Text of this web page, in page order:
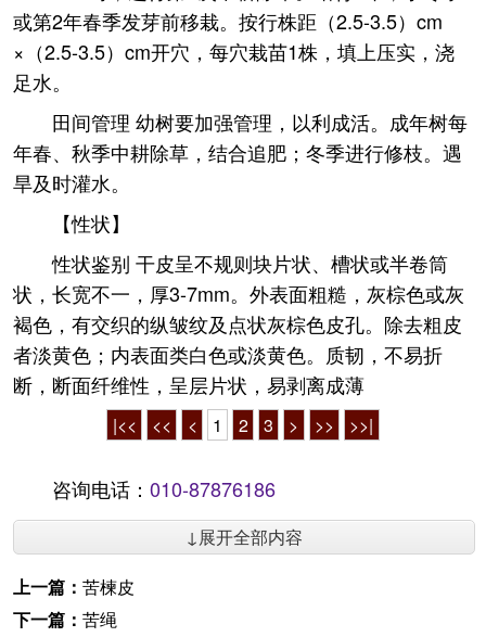
或第2年春季发芽前移栽。按行株距（2.5-3.5）cm
×（2.5-3.5）cm开穴，每穴栽苗1株，填上压实，浇
足水。
田间管理 幼树要加强管理，以利成活。成年树每
年春、秋季中耕除草，结合追肥；冬季进行修枝。遇
旱及时灌水。
【性状】
性状鉴别 干皮呈不规则块片状、槽状或半卷筒
状，长宽不一，厚3-7mm。外表面粗糙，灰棕色或灰
褐色，有交织的纵皱纹及点状灰棕色皮孔。除去粗皮
者淡黄色；内表面类白色或淡黄色。质韧，不易折
断，断面纤维性，呈层片状，易剥离成薄
|<< << < 1 2 3 > >> >>|
咨询电话： 010-87876186
↓展开全部内容
上一篇： 苦楝皮
下一篇： 苦绳